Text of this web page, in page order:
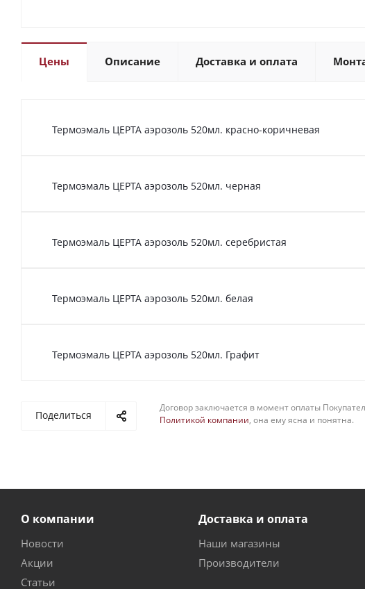
Цены Описание Доставка и оплата
Термоэмаль ЦЕРТА аэрозоль 520мл. красно-коричневая
Термоэмаль ЦЕРТА аэрозоль 520мл. черная
Термоэмаль ЦЕРТА аэрозоль 520мл. серебристая
Термоэмаль ЦЕРТА аэрозоль 520мл. белая
Термоэмаль ЦЕРТА аэрозоль 520мл. Графит
Поделиться
Договор заключается в момент оплаты
Политикой компании, она ему ясна и понятна.
О компании
Новости
Акции
Статьи
Доставка и оплата
Наши магазины
Производители